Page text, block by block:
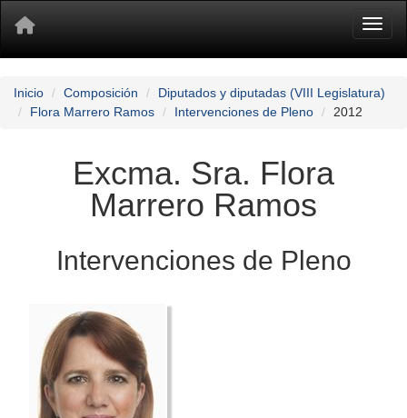
Inicio Composición
Diputados y diputadas (VIII Legislatura)
Flora Marrero Ramos
Intervenciones de Pleno 2012
Excma. Sra. Flora
Marrero Ramos
Intervenciones de Pleno